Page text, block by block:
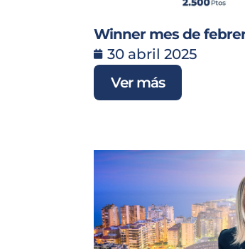
Winner mes de
30 abril 2025
Ver más